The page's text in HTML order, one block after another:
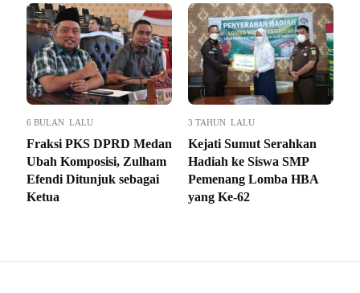
6 BULAN LALU
Fraksi PKS DPRD Medan
Ubah Komposisi, Zulham
Efendi Ditunjuk sebagai
Ketua
3 TAHUN LALU
Kejati Sumut Serahkan
Hadiah ke Siswa SMP
Pemenang Lomba HBA
yang Ke-62